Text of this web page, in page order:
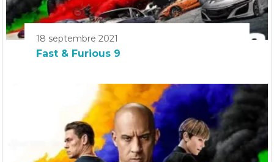
18 septembre 2021
Fast & Furious 9